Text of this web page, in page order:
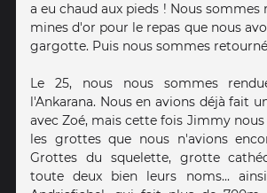
a eu chaud aux pieds ! Nous sommes
mines d'or pour le repas que nous
gargotte. Puis nous sommes
Le 25, nous nous sommes
l'Ankarana. Nous en avions déjà fait
avec Zoé, mais cette fois Jimmy
les grottes que nous n'avions
Grottes du squelette, grotte
toute deux bien leurs noms...